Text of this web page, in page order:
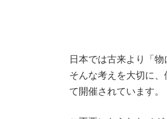
日本では古来より「
そんな考えを大切に
て開催されています。